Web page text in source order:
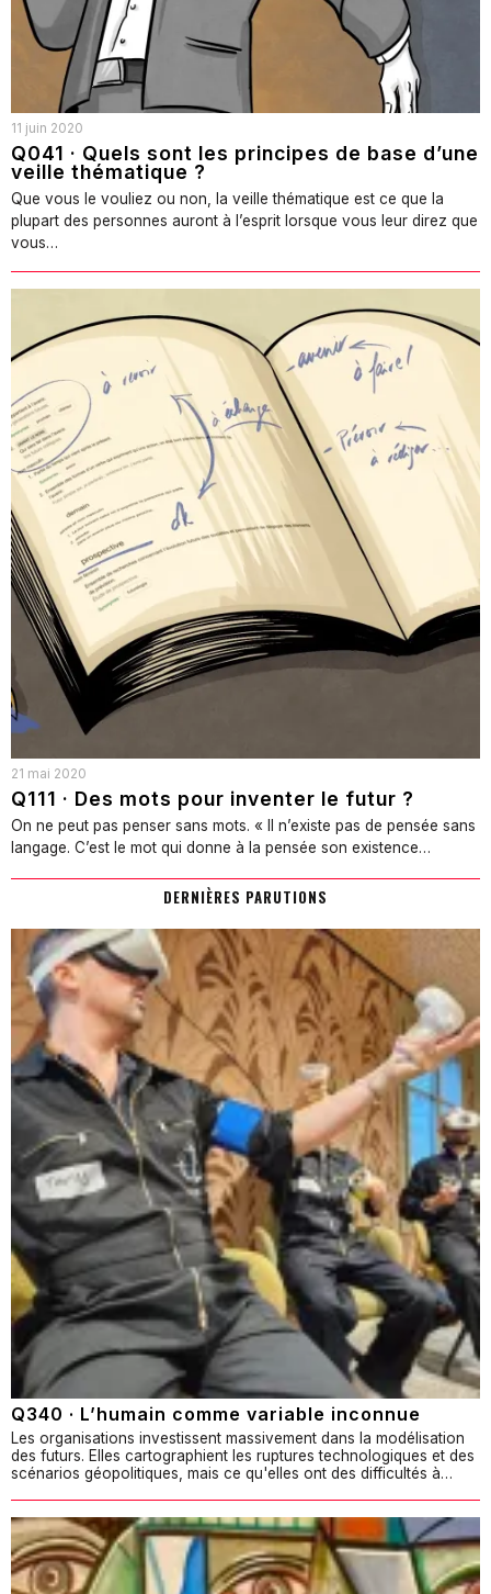
11 juin 2020
Q041 · Quels sont les principes de base d’une
veille thématique ?
Que vous le vouliez ou non, la veille thématique est ce que la
plupart des personnes auront à l’esprit lorsque vous leur direz que
vous…
21 mai 2020
Q111 · Des mots pour inventer le futur ?
On ne peut pas penser sans mots. « Il n’existe pas de pensée sans
langage. C’est le mot qui donne à la pensée son existence…
DERNIÈRES PARUTIONS
Q340 · L’humain comme variable inconnue
Les organisations investissent massivement dans la modélisation
des futurs. Elles cartographient les ruptures technologiques et des
scénarios géopolitiques, mais ce qu'elles ont des difficultés à…